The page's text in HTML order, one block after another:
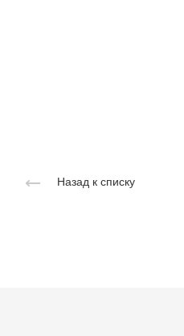
Назад к списку